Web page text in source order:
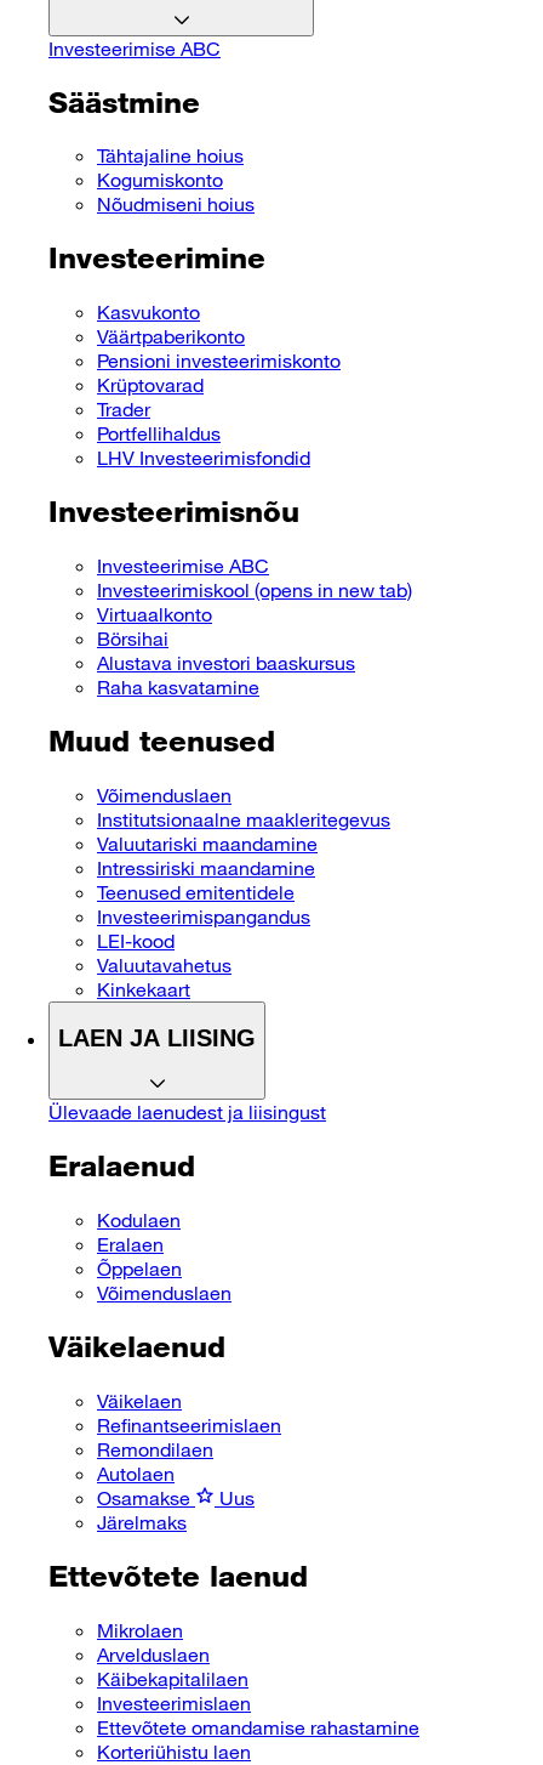
Investeerimise ABC
Säästmine
Tähtajaline hoius
Kogumiskonto
Nõudmiseni hoius
Investeerimine
Kasvukonto
Väärtpaberikonto
Pensioni investeerimiskonto
Krüptovarad
Trader
Portfellihaldus
LHV Investeerimisfondid
Investeerimisnõu
Investeerimise ABC
Investeerimiskool (opens in new tab)
Virtuaalkonto
Börsihai
Alustava investori baaskursus
Raha kasvatamine
Muud teenused
Võimenduslaen
Institutsionaalne maakleritegevus
Valuutariski maandamine
Intressiriski maandamine
Teenused emitentidele
Investeerimispangandus
LEI-kood
Valuutavahetus
Kinkekaart
LAEN JA LIISING
Ülevaade laenudest ja liisingust
Eralaenud
Kodulaen
Eralaen
Õppelaen
Võimenduslaen
Väikelaenud
Väikelaen
Refinantseerimislaen
Remondilaen
Autolaen
Osamakse
Uus
Järelmaks
Ettevõtete laenud
Mikrolaen
Arvelduslaen
Käibekapitalilaen
Investeerimislaen
Ettevõtete omandamise rahastamine
Korteriühistu laen